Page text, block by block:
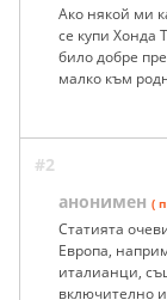
Ако някой ми
се купи Хонда
било добре
малко към
#2
анонимен (
Статията
Европа,
италианци,
включително